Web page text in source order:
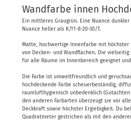
Wandfarbe innen
Ein mittleres Graugrün. Eine Nuance
Nuance heller als K/11-8-20-30/T.
Matte, hochwertige Innenfarbe mit höchster
von Decken- und Wandflächen. Die
für alle Räume im Innenbereich geeignet
Die Farbe ist umweltfreundlich und
hochdeckende Farbe scheuerbeständig,
raumlufthygienisch unbedenklich (Gutachten
den anderen Farbarten überzeugt sie vor
Deckkraft sowie höchster Ergiebigkeit. Du
Quadratmeter gestrichen als mit den